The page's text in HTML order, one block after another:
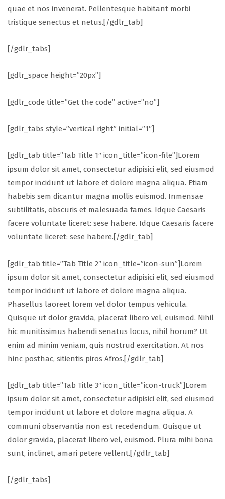
quae et nos invenerat. Pellentesque habitant morbi
tristique senectus et netus.[/gdlr_tab]
[/gdlr_tabs]
[gdlr_space height=”20px”]
[gdlr_code title=”Get the code” active=”no”]
[gdlr_tabs style=”vertical right” initial=”1″]
[gdlr_tab title=”Tab Title 1″ icon_title=”icon-file”]Lorem
ipsum dolor sit amet, consectetur adipisici elit, sed eiusmod
tempor incidunt ut labore et dolore magna aliqua. Etiam
habebis sem dicantur magna mollis euismod. Inmensae
subtilitatis, obscuris et malesuada fames. Idque Caesaris
facere voluntate liceret: sese habere. Idque Caesaris facere
voluntate liceret: sese habere.[/gdlr_tab]
[gdlr_tab title=”Tab Title 2″ icon_title=”icon-sun”]Lorem
ipsum dolor sit amet, consectetur adipisici elit, sed eiusmod
tempor incidunt ut labore et dolore magna aliqua.
Phasellus laoreet lorem vel dolor tempus vehicula.
Quisque ut dolor gravida, placerat libero vel, euismod. Nihil
hic munitissimus habendi senatus locus, nihil horum? Ut
enim ad minim veniam, quis nostrud exercitation. At nos
hinc posthac, sitientis piros Afros.[/gdlr_tab]
[gdlr_tab title=”Tab Title 3″ icon_title=”icon-truck”]Lorem
ipsum dolor sit amet, consectetur adipisici elit, sed eiusmod
tempor incidunt ut labore et dolore magna aliqua. A
communi observantia non est recedendum. Quisque ut
dolor gravida, placerat libero vel, euismod. Plura mihi bona
sunt, inclinet, amari petere vellent.[/gdlr_tab]
[/gdlr_tabs]